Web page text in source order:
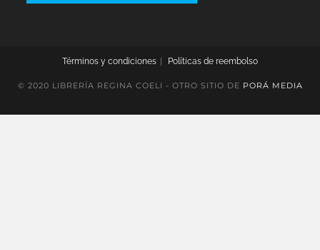
Términos y condiciones Políticas de reembolso
© 2020 LIBRERÍA REGINA COELI - OTRO SITIO DE PORÁ MEDIA